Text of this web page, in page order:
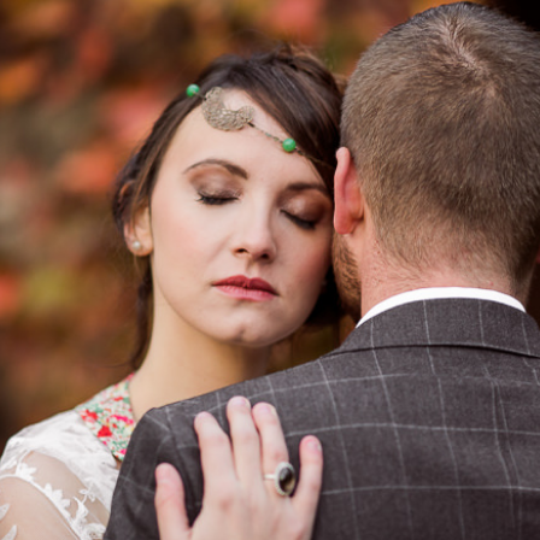
d’inspiration – Style It Event –